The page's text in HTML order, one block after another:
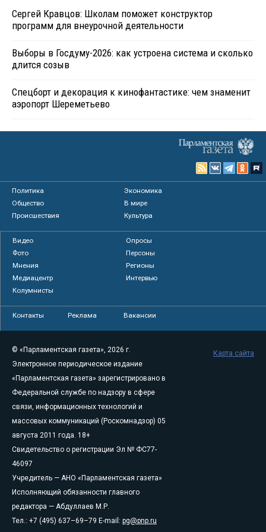
Сергей Кравцов: Школам поможет конструктор
программ для внеурочной деятельности
Выборы в Госдуму-2026: как устроена система и сколько
длится созыв
Спецборт и декорация к кинофантастике: чем знаменит
аэропорт Шереметьево
Политика
Экономика
Общество
В мире
Происшествия
Культура
Видео
Опросы
Фото
Персоны
Мнения
Регионы
Медиацентр
Интервью
Колумнисты
Контакты Реклама Вакансии
© «Парламентская газета», 2026 г.
Электронное периодическое издание
«Парламентская газета» зарегистрировано в
Федеральной службе по надзору в сфере
связи, информационных технологий и
массовых коммуникаций (Роскомнадзор) 05
августа 2011 года. 18+
Свидетельство о регистрации Эл № ФС77-
46097
Учредитель — АНО «Парламентская газета»
Исполняющий обязанности главного
редактора — Абдуллаев М.Р.
Тел.: +7 (495) 637–69–79 E-mail: pg@pnp.ru
Карта сайта